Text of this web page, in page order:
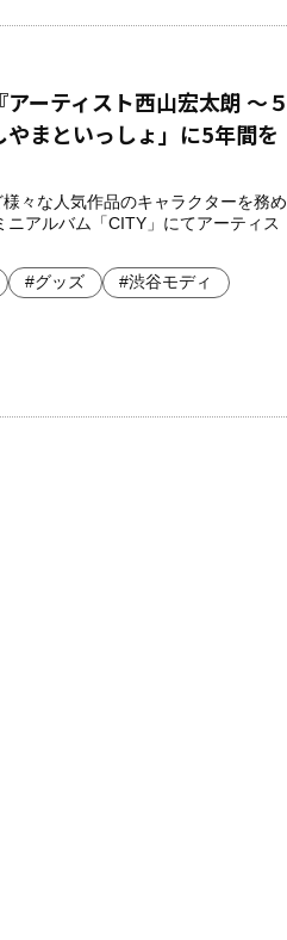
ーティスト西山宏太朗 ～５
まといっしょ」に5年間を
々な人気作品のキャラクターを務め
アルバム「CITY」にてアーティス
#グッズ
#渋谷モディ